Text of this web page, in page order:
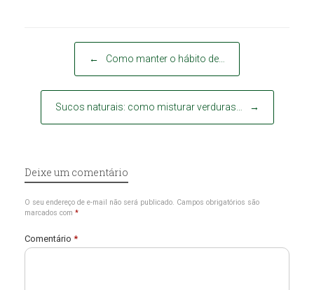
Post navigation
← Como manter o hábito de…
Sucos naturais: como misturar verduras… →
Deixe um comentário
O seu endereço de e-mail não será publicado. Campos obrigatórios são
marcados com *
Comentário *